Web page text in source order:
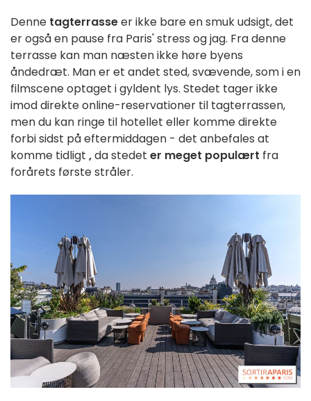
Denne tagterrasseer ikke bare en smuk udsigt, det
er også en pause fra Paris' stress og jag. Fra denne
terrasse kan man næsten ikke høre byens
åndedræt. Man er et andet sted, svævende, som i en
filmscene optaget i gyldent lys. Stedet tager ikke
imod direkte online-reservationer til tagterrassen,
men du kan ringe til hotellet eller komme direkte
forbi sidst på eftermiddagen - det anbefales at
komme tidligt ,da stedet er meget populært fra
forårets første stråler.